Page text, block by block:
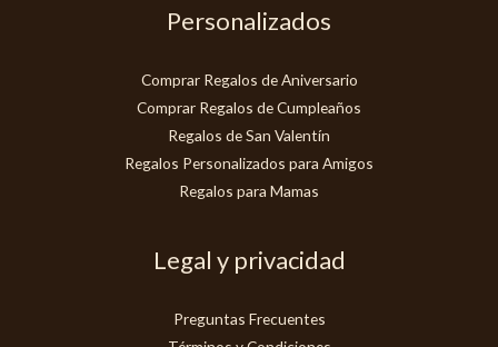
Personalizados
Comprar Regalos de Aniversario
Comprar Regalos de Cumpleaños
Regalos de San Valentín
Regalos Personalizados para Amigos
Regalos para Mamas
Legal y privacidad
Preguntas Frecuentes